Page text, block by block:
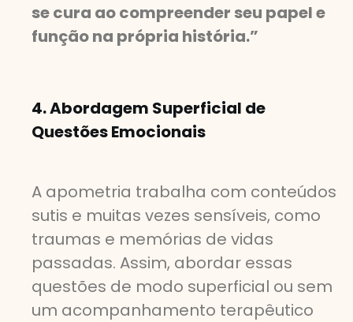
se cura ao compreender seu papel e
função na própria história.”
4. Abordagem Superficial de
Questões Emocionais
A apometria trabalha com conteúdos
sutis e muitas vezes sensíveis, como
traumas e memórias de vidas
passadas. Assim, abordar essas
questões de modo superficial ou sem
um acompanhamento terapêutico